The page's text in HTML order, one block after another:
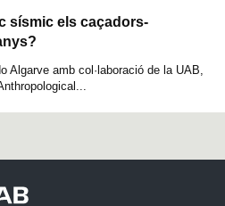
sísmic els caçadors-
Algarve amb col·laboració de la UAB,